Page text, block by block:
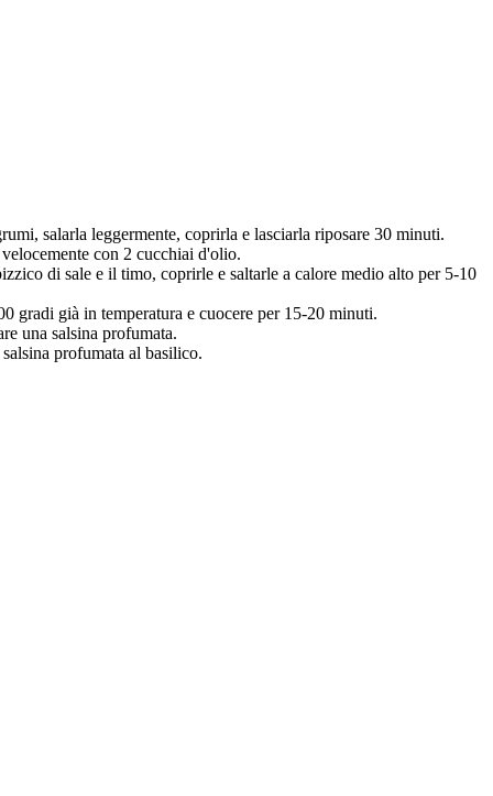
salarla leggermente, coprirla e lasciarla riposare 30 minuti.
con 2 cucchiai d'olio.
di sale e il timo, coprirle e saltarle a calore medio alto per 5-10
gradi già in temperatura e cuocere per 15-20 minuti.
una salsina profumata.
profumata al basilico.